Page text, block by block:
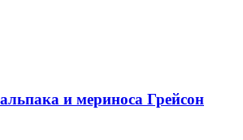
и мериноса Грейсон